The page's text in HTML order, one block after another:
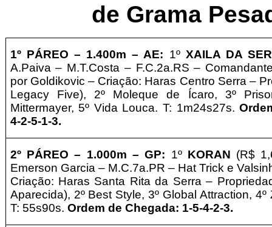
de Grama
1º PÁREO – 1.400m – AE: 1º XAILA DA
A.Paiva– M.T.Costa – F.C.2a.RS –
por Goldikovic – Criação: Haras Centro Serra –
Legacy Five), 2º Moleque de Ícaro, 3º
Mittermayer, 5º Vida Louca. T: 1m24s27s.
4-2-5-1-3.
2º PÁREO – 1.000m – GP: 1º KORAN (R$
Emerson Garcia – M.C.7a.PR – Hat Trick e
Criação: Haras Santa Rita da Serra –
Aparecida), 2º Best Style, 3º Global Attraction, 4º
T: 55s90s. Ordem de Chegada: 1-5-4-2-3.